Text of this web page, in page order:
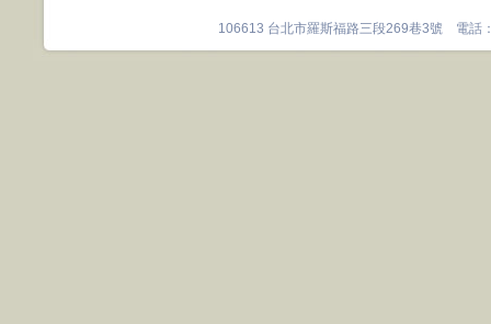
106613 台北市羅斯福路三段269巷3號 電